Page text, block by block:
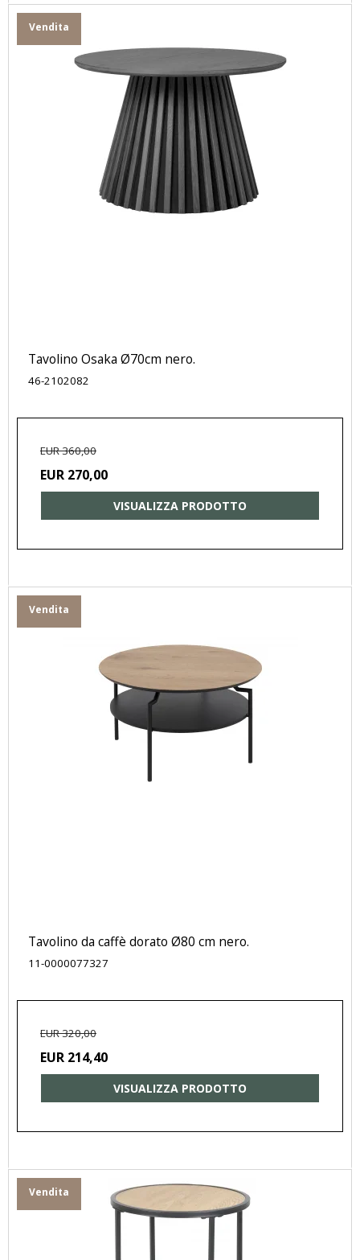
Vendita
Tavolino Osaka Ø70cm nero.
46-2102082
EUR 360,00
EUR 270,00
VISUALIZZA PRODOTTO
Vendita
Tavolino da caffè dorato Ø80 cm nero.
11-0000077327
EUR 320,00
EUR 214,40
VISUALIZZA PRODOTTO
Vendita